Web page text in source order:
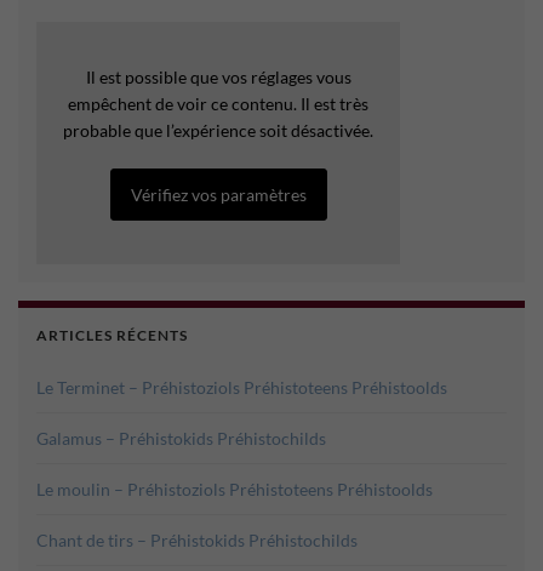
Il est possible que vos réglages vous
empêchent de voir ce contenu. Il est très
probable que l’expérience soit désactivée.
Vérifiez vos paramètres
ARTICLES RÉCENTS
Le Terminet – Préhistoziols Préhistoteens Préhistoolds
Galamus – Préhistokids Préhistochilds
Le moulin – Préhistoziols Préhistoteens Préhistoolds
Chant de tirs – Préhistokids Préhistochilds